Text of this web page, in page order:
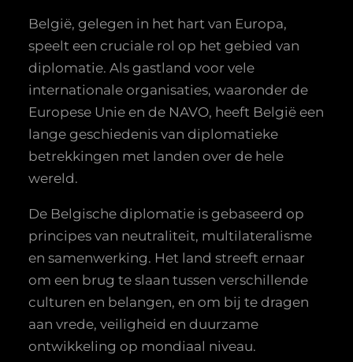
België, gelegen in het hart van Europa,
speelt een cruciale rol op het gebied van
diplomatie. Als gastland voor vele
internationale organisaties, waaronder de
Europese Unie en de NAVO, heeft België een
lange geschiedenis van diplomatieke
betrekkingen met landen over de hele
wereld.
De Belgische diplomatie is gebaseerd op
principes van neutraliteit, multilateralisme
en samenwerking. Het land streeft ernaar
om een brug te slaan tussen verschillende
culturen en belangen, en om bij te dragen
aan vrede, veiligheid en duurzame
ontwikkeling op mondiaal niveau.